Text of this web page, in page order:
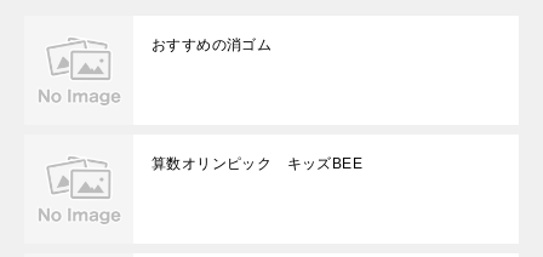
おすすめの消ゴム
算数オリンピック キッズBEE